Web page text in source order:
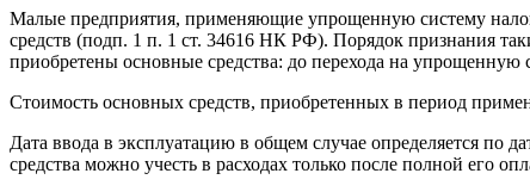
Малые предприятия, применяющие упрощенную систему
средств (подп. 1 п. 1 ст. 34616 НК РФ). Порядок признания
приобретены основные средства: до перехода на упрощенную
Стоимость основных средств, приобретенных в период
Дата ввода в эксплуатацию в общем случае определяется по
средства можно учесть в расходах только после полной его